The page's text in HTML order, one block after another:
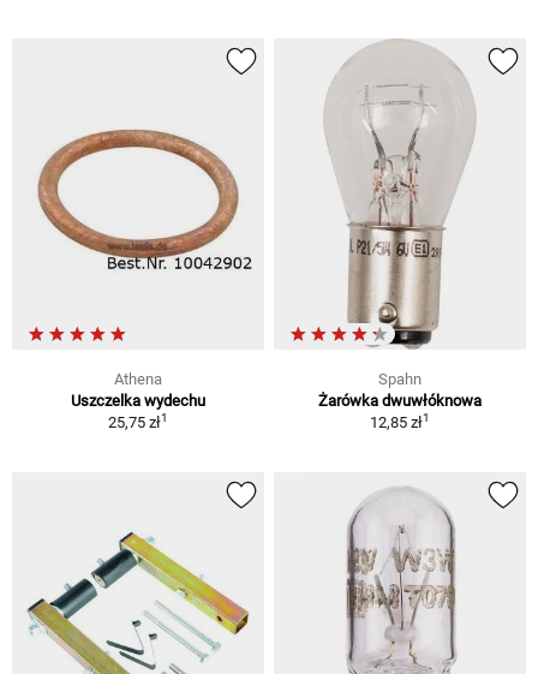
Athena
Uszczelka wydechu
25,75 zł1
Spahn
Żarówka dwuwłóknowa
12,85 zł1